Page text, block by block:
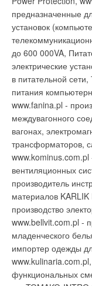
предназначенные
установок
до 600 000VA,
электрические
в питательной
питания
www.fanina.pl -
междувагонного
вагонах,
трансформаторов,
вентиляционных
производитель
материалов
производство
www.bellvit.com.pl -
младенческого
импортер одежды
функциональных
счета
требуемая сумма за
квартиру можно
телефона.
и через Интернет,
нужно будет ввести
сайте.Источник: по
Комментарии
В этой теме еще нет
Добавить
Ваше имя *
Комментарии
В этой теме еще нет
Добавить
Ваше имя *
Ваш E-mail *
Комментарии
В этой теме еще нет
Добавить
Ваше имя *
Ваш E-mail *
Текст комментария